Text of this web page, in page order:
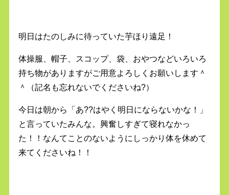
明日はたのしみに待っていた芋ほり遠足！
体操服、帽子、スコップ、袋、おやつなどいろいろ
持ち物がありますがご用意よろしくお願いします＾
＾（記名も忘れないでくださいね?）
今日は朝から「あ??はやく明日にならないかな！」
と言っていたみんな。興奮しすぎて寝れなかっ
た！！なんてことのないようにしっかり体を休めて
来てくださいね！！